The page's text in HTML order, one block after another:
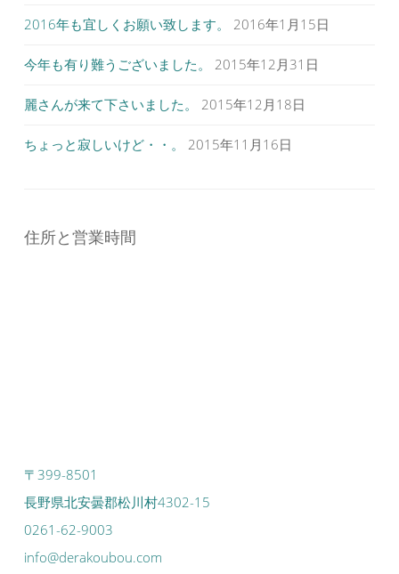
2016年も宜しくお願い致します。 2016年1月15日
今年も有り難うございました。 2015年12月31日
麗さんが来て下さいました。 2015年12月18日
ちょっと寂しいけど・・。 2015年11月16日
住所と営業時間
〒399-8501
長野県北安曇郡松川村4302-15
0261-62-9003
info@derakoubou.com